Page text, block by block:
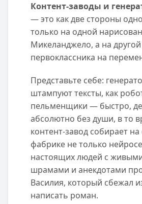
Контент-заводы и
— это как две стороны
только на одной нарисован
Микеланджело, а на
первоклассника на
Представьте себе:
штампуют тексты, как
пельменщики — быстро,
абсолютно без души, в то
контент-завод собирает на
фабрике не только
настоящих людей с
шрамами и анекдотами
Василия, который сбежал
написать роман.